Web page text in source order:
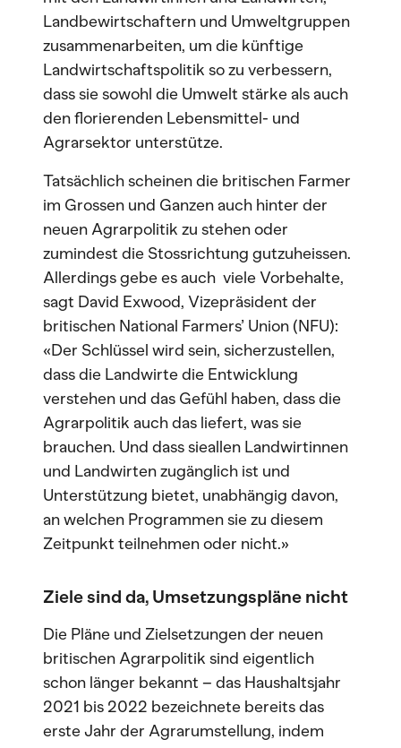
Landbewirtschaftern und Umweltgruppen
zusammenarbeiten, um die künftige
Landwirtschaftspolitik so zu verbessern,
dass sie sowohl die Umwelt stärke als auch
den florierenden Lebensmittel- und
Agrarsektor unterstütze.
Tatsächlich scheinen die britischen Farmer
im Grossen und Ganzen auch hinter der
neuen Agrarpolitik zu stehen oder
zumindest die Stossrichtung gutzuheissen.
Allerdings gebe es auch viele Vorbehalte,
sagt David Exwood, Vizepräsident der
britischen National Farmers’ Union (NFU):
«Der Schlüssel wird sein, sicherzustellen,
dass die Landwirte die Entwicklung
verstehen und das Gefühl haben, dass die
Agrarpolitik auch das liefert, was sie
brauchen. Und dass sieallen Landwirtinnen
und Landwirten zugänglich ist und
Unterstützung bietet, unabhängig davon,
an welchen Programmen sie zu diesem
Zeitpunkt teilnehmen oder nicht.»
Ziele sind da, Umsetzungspläne nicht
Die Pläne und Zielsetzungen der neuen
britischen Agrarpolitik sind eigentlich
schon länger bekannt – das Haushaltsjahr
2021 bis 2022 bezeichnete bereits das
erste Jahr der Agrarumstellung, indem